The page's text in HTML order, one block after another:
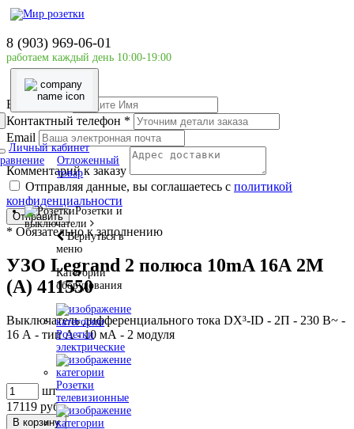
8 (903) 969-06-01
работаем каждый день 10:00-19:00
Личный кабинет
Отложенный
товар
Розетки и
выключатели
Вернуться в
меню
Категории
оборудования
Розетки
электрические
Розетки
телевизионные
Главная страница
LEGRAND
УЗО Legrand 2 полюса 10mA 16А 2М (А) 411550
Ваше имя *
Контактный телефон *
Email
Комментарий к заказу
Отправляя данные, вы соглашаетесь с политикой
конфиденциальности
Отправить
* Обязательно к заполнению
УЗО Legrand 2 полюса 10mA 16А 2М
(А) 411550
Выключатель дифференциального тока DX³-ID - 2П - 230 В~ -
16 А - тип A - 10 мА - 2 модуля
шт
17119 руб.
В корзину